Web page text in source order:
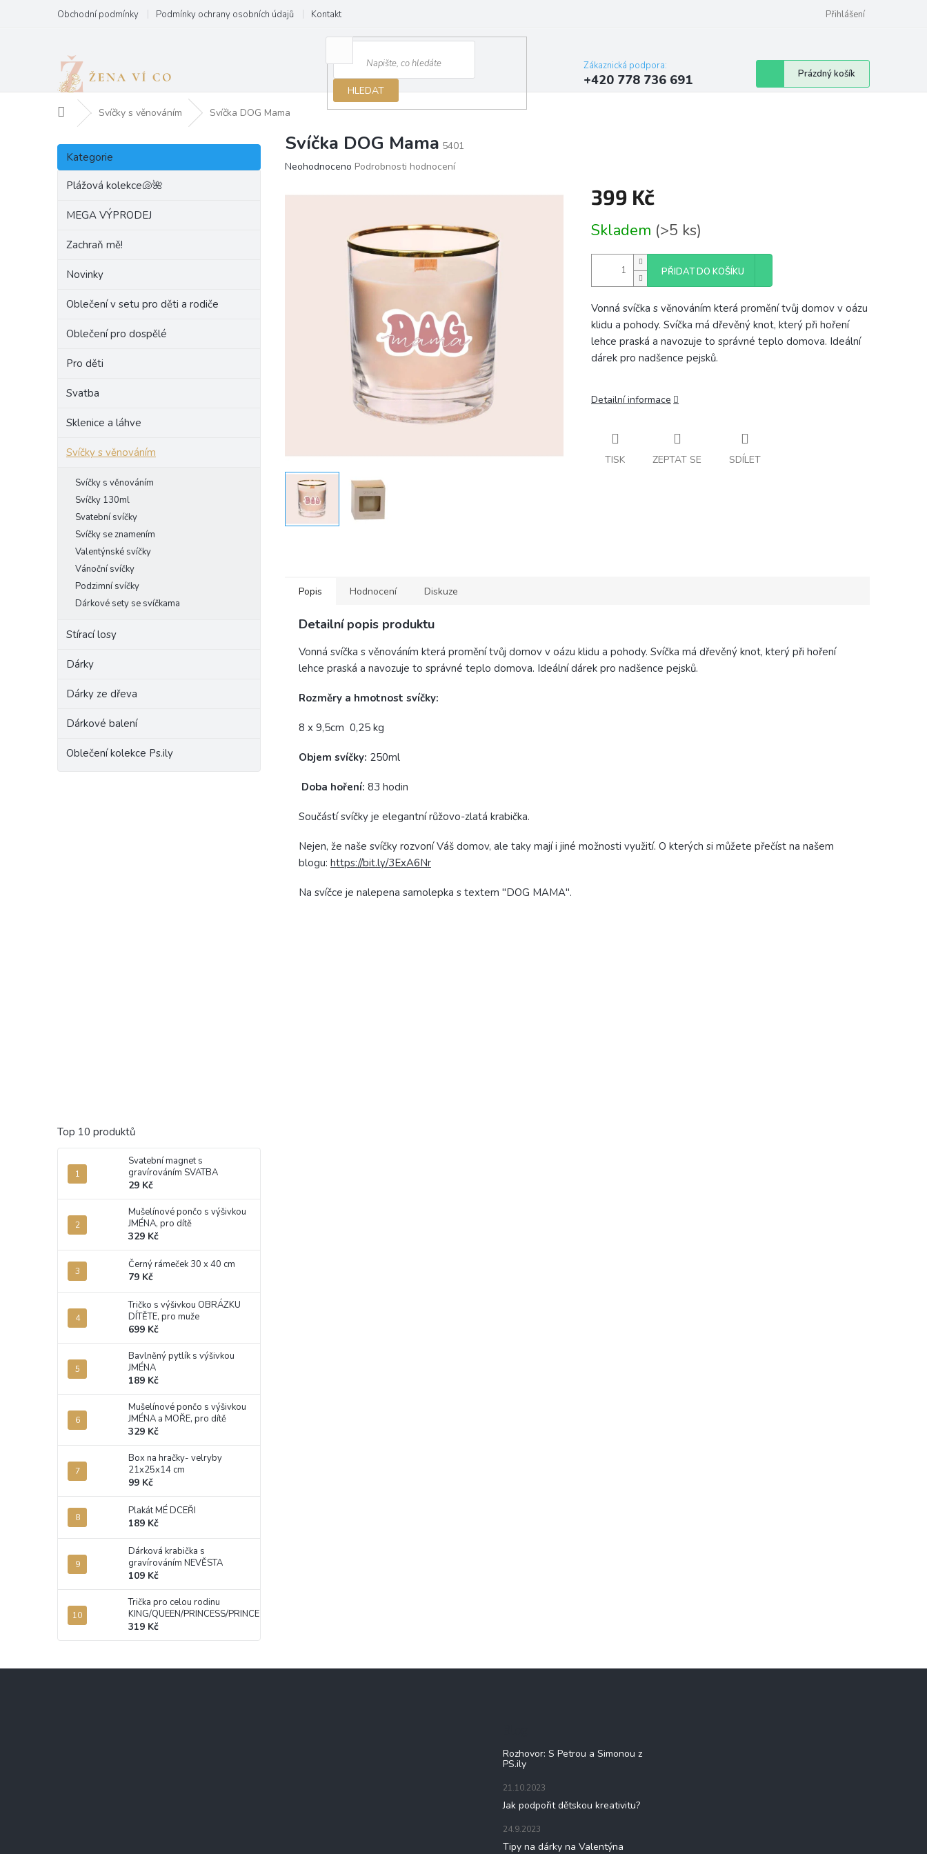
obsah
Obchodní podmínky Podmínky ochrany osobních údajů Kontakt Přihlášení
HLEDAT
Zákaznická podpora:
+420 778 736 691
Nákupní
košík
Prázdný košík
Domů Svíčky s věnováním Svíčka DOG Mama
P
s
Přeskočit
kategorie
Kategorie
Plážová kolekce🐚🌺
MEGA VÝPRODEJ
Zachraň mě!
Novinky
Oblečení v setu pro děti a rodiče
Oblečení pro dospělé
Pro děti
Svatba
Sklenice a láhve
Svíčky s věnováním
Svíčky s věnováním
Svíčky 130ml
Svatební svíčky
Svíčky se znamením
Valentýnské svíčky
Vánoční svíčky
Podzimní svíčky
Dárkové sety se svíčkama
Stírací losy
Dárky
Dárky ze dřeva
Dárkové balení
Oblečení kolekce Ps.ily
Top 10 produktů
Svatební magnet s
gravírováním SVATBA
29 Kč
Mušelínové pončo s výšivkou
JMÉNA, pro dítě
329 Kč
Černý rámeček 30 x 40 cm
79 Kč
Tričko s výšivkou OBRÁZKU
DÍTĚTE, pro muže
699 Kč
Bavlněný pytlík s výšivkou
JMÉNA
189 Kč
Mušelínové pončo s výšivkou
JMÉNA a MOŘE, pro dítě
329 Kč
Box na hračky- velryby
21x25x14 cm
99 Kč
Plakát MÉ DCEŘI
189 Kč
Dárková krabička s
gravírováním NEVĚSTA
109 Kč
Trička pro celou rodinu
KING/QUEEN/PRINCESS/PRINCE
319 Kč
Svíčka DOG Mama 5401
Průměrné
produktu
Neohodnoceno Podrobnosti hodnocení
399 Kč
cena:
Skladem (>5 ks)
PŘIDAT DO KOŠÍKU
Vonná svíčka s věnováním která promění tvůj domov v oázu
klidu a pohody. Svíčka má dřevěný knot, který při hoření
lehce praská a navozuje to správné teplo domova. Ideální
dárek pro nadšence pejsků.
Detailní informace
TISK ZEPTAT SE SDÍLET
Popis Hodnocení Diskuze
Detailní popis produktu
Vonná svíčka s věnováním která promění tvůj domov v oázu klidu a pohody. Svíčka má dřevěný knot, který při hoření
lehce praská a navozuje to správné teplo domova. Ideální dárek pro nadšence pejsků.
Rozměry a hmotnost svíčky:
8 x 9,5cm 0,25 kg
Objem svíčky: 250ml
Doba hoření: 83 hodin
Součástí svíčky je elegantní růžovo-zlatá krabička.
Nejen, že naše svíčky rozvoní Váš domov, ale taky mají i jiné možnosti využití. O kterých si můžete přečíst na našem
blogu: https://bit.ly/3ExA6Nr
Na svíčce je nalepena samolepka s textem "DOG MAMA".
Rozhovor: S Petrou a Simonou z
PS.ily
21.10.2023
Jak podpořit dětskou kreativitu?
24.9.2023
Tipy na dárky na Valentýna